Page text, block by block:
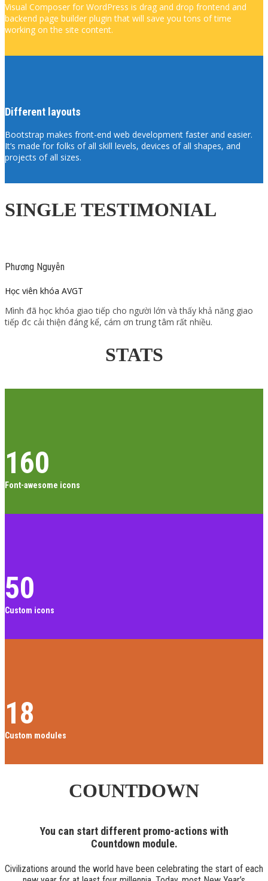
Visual Composer for WordPress is drag and drop frontend and
backend page builder plugin that will save you tons of time
working on the site content.
Different layouts
Bootstrap makes front-end web development faster and easier.
It’s made for folks of all skill levels, devices of all shapes, and
projects of all sizes.
SINGLE TESTIMONIAL
Phương Nguyễn
Học viên khóa AVGT
Mình đã học khóa giao tiếp cho người lớn và thấy khả năng giao
tiếp đc cải thiện đáng kể, cám ơn trung tâm rất nhiều.
STATS
160
Font-awesome icons
50
Custom icons
18
Custom modules
COUNTDOWN
You can start different promo-actions with
Countdown module.
Civilizations around the world have been celebrating the start of each